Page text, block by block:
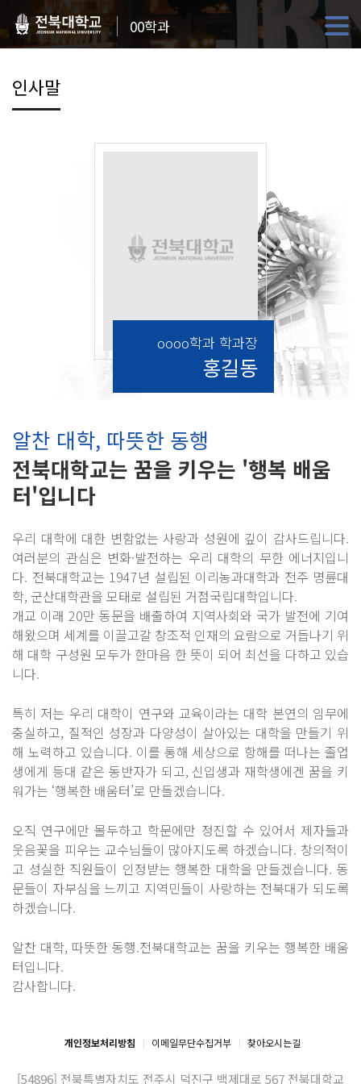
00학과
인사말
oooo학과 학과장
홍길동
알찬 대학, 따뜻한 동행
전북대학교는 꿈을 키우는 '행복 배움
터'입니다
우리 대학에 대한 변함없는 사랑과 성원에 깊이 감사드립니다.
여러분의 관심은 변화·발전하는 우리 대학의 무한 에너지입니
다. 전북대학교는 1947년 설립된 이리농과대학과 전주 명륜대
학, 군산대학관을 모태로 설립된 거점국립대학입니다.
개교 이래 20만 동문을 배출하여 지역사회와 국가 발전에 기여
해왔으며 세계를 이끌고갈 창조적 인재의 요람으로 거듭나기 위
해 대학 구성원 모두가 한마음 한 뜻이 되어 최선을 다하고 있습
니다.
특히 저는 우리 대학이 연구와 교육이라는 대학 본연의 임무에
충실하고, 질적인 성장과 다양성이 살아있는 대학을 만들기 위
해 노력하고 있습니다. 이를 통해 세상으로 항해를 떠나는 졸업
생에게 등대 같은 동반자가 되고, 신입생과 재학생에겐 꿈을 키
워가는 ‘행복한 배움터’로 만들겠습니다.
오직 연구에만 몰두하고 학문에만 정진할 수 있어서 제자들과
웃음꽃을 피우는 교수님들이 많아지도록 하겠습니다. 창의적이
고 성실한 직원들이 인정받는 행복한 대학을 만들겠습니다. 동
문들이 자부심을 느끼고 지역민들이 사랑하는 전북대가 되도록
하겠습니다.
알찬 대학, 따뜻한 동행.전북대학교는 꿈을 키우는 행복한 배움
터입니다.
감사합니다.
개인정보처리방침 이메일무단수집거부 찾아오시는길
[54896] 전북특별자치도 전주시 덕진구 백제대로 567 전북대학교